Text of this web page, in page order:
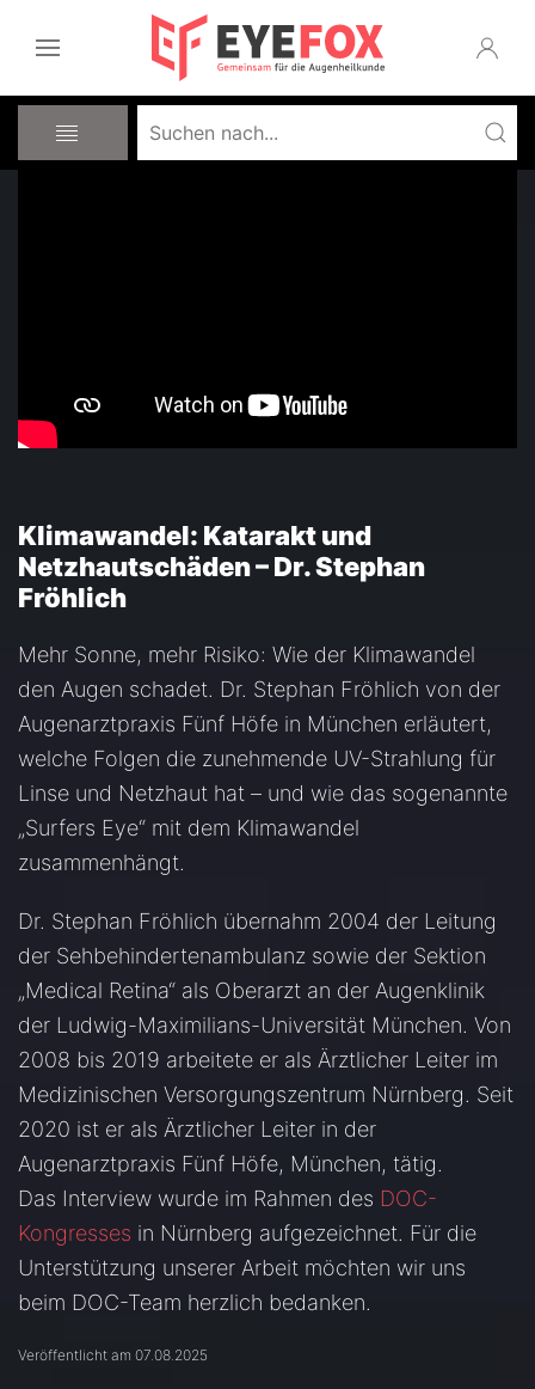
Klimawandel: Katarakt und
Netzhautschäden – Dr. Stephan
Fröhlich
Mehr Sonne, mehr Risiko: Wie der Klimawandel
den Augen schadet. Dr. Stephan Fröhlich von der
Augenarztpraxis Fünf Höfe in München erläutert,
welche Folgen die zunehmende UV-Strahlung für
Linse und Netzhaut hat – und wie das sogenannte
„Surfers Eye“ mit dem Klimawandel
zusammenhängt.
Dr. Stephan Fröhlich übernahm 2004 der Leitung
der Sehbehindertenambulanz sowie der Sektion
„Medical Retina“ als Oberarzt an der Augenklinik
der Ludwig-Maximilians-Universität München. Von
2008 bis 2019 arbeitete er als Ärztlicher Leiter im
Medizinischen Versorgungszentrum Nürnberg. Seit
2020 ist er als Ärztlicher Leiter in der
Augenarztpraxis Fünf Höfe, München, tätig.
Das Interview wurde im Rahmen des DOC-
Kongresses in Nürnberg aufgezeichnet. Für die
Unterstützung unserer Arbeit möchten wir uns
beim DOC-Team herzlich bedanken.
Veröffentlicht am 07.08.2025